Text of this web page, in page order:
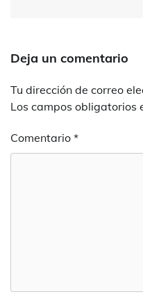
Deja un comentario
Tu dirección de correo
Los campos obligatorios
Comentario *